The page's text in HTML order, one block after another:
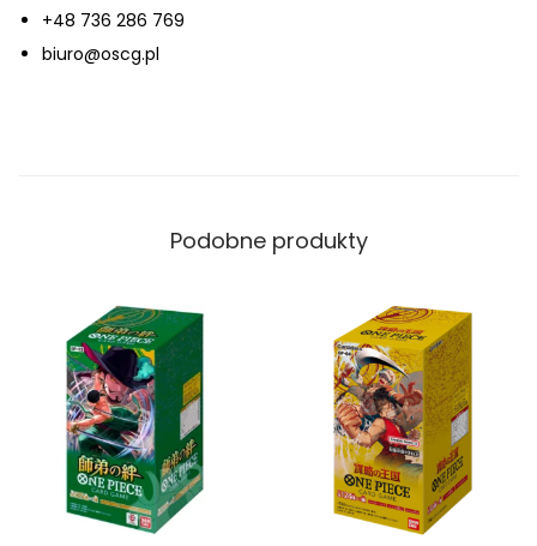
+48 736 286 769
biuro@oscg.pl
Podobne produkty